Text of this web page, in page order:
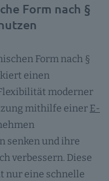
Form nach §
Form nach §
einen
moderner
mithilfe einer E-
senken und ihre
verbessern. Diese
nur eine schnelle